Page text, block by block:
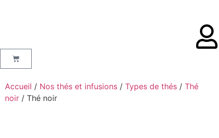
Accueil / Nos thés et infusions / Types de thés / Thé
noir / Thé noir